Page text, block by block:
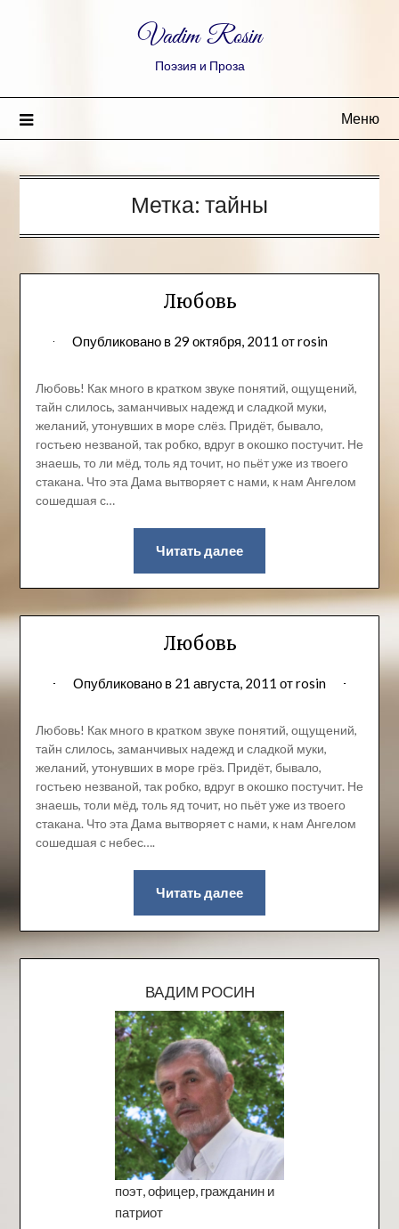
Vadim Rosin
Поэзия и Проза
Меню
Метка: тайны
Любовь
Опубликовано в 29 октября, 2011 отrosin
Любовь! Как много в кратком звуке понятий, ощущений,
тайн слилось, заманчивых надежд и сладкой муки,
желаний, утонувших в море слёз. Придёт, бывало,
гостьею незваной, так робко, вдруг в окошко постучит. Не
знаешь, то ли мёд, толь яд точит, но пьёт уже из твоего
стакана. Что эта Дама вытворяет с нами, к нам Ангелом
сошедшая с…
Читать далее
Любовь
Опубликовано в 21 августа, 2011 отrosin
Любовь! Как много в кратком звуке понятий, ощущений,
тайн слилось, заманчивых надежд и сладкой муки,
желаний, утонувших в море грёз. Придёт, бывало,
гостьею незваной, так робко, вдруг в окошко постучит. Не
знаешь, толи мёд, толь яд точит, но пьёт уже из твоего
стакана. Что эта Дама вытворяет с нами, к нам Ангелом
сошедшая с небес….
Читать далее
ВАДИМ РОСИН
поэт, офицер, гражданин и
патриот